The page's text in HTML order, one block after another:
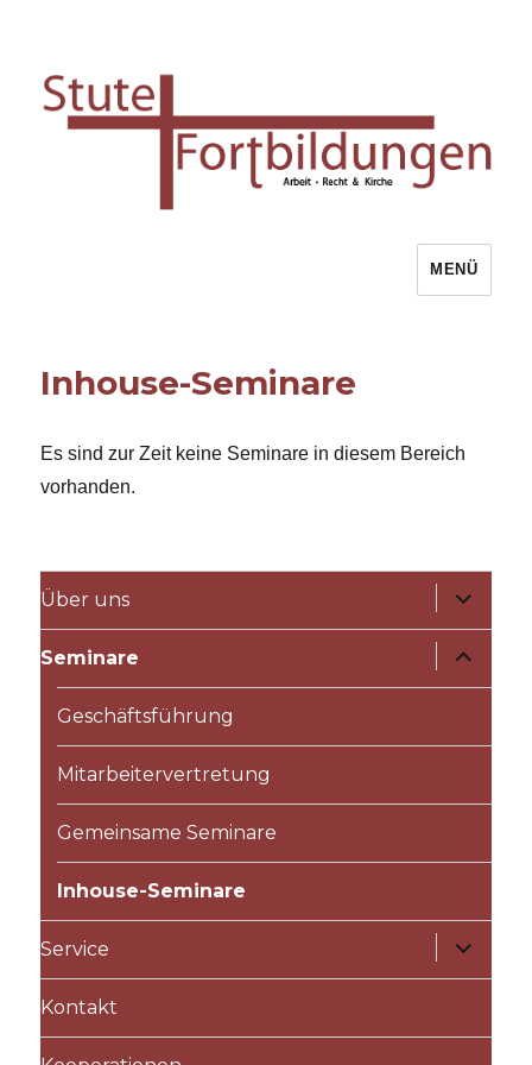
MENÜ
Inhouse-Seminare
Es sind zur Zeit keine Seminare in diesem Bereich
vorhanden.
Über uns
anzeigen
Seminare
anzeigen
Geschäftsführung
Mitarbeitervertretung
Gemeinsame Seminare
Inhouse-Seminare
Service
anzeigen
Kontakt